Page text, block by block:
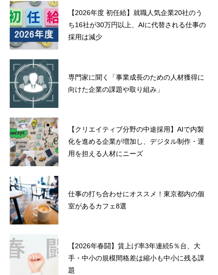
【2026年度 初任給】就職人気企業20社のう
ち16社が30万円以上、AIに代替される仕事の
採用は減少
専門家に聞く「事業成長のための人材獲得に
向けた企業の課題や取り組み」
【クリエイティブ分野の中途採用】AIで内製
化を進める企業が増加し、デジタル制作・運
用を担える人材にニーズ
仕事の打ち合わせにオススメ！東京都内の個
室があるカフェ8選
【2026年春闘】賃上げ率3年連続5％台、大
手・中小の規模間格差は縮小も中小に残る課
題